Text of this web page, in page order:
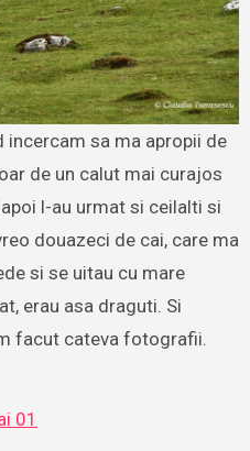
de un calut mai curajos
l-au urmat si ceilalti si
douazeci de cai, care ma
si se uitau cu mare
erau asa draguti. Si
facut cateva fotografii.